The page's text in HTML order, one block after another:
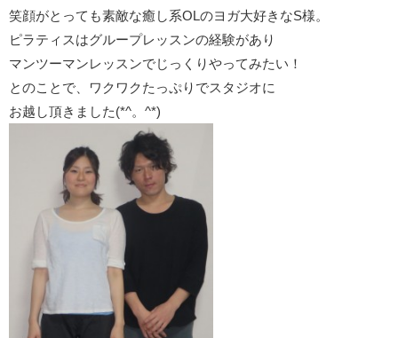
笑顔がとっても素敵な癒し系OLのヨガ大好きなS様。
ピラティスはグループレッスンの経験があり
マンツーマンレッスンでじっくりやってみたい！
とのことで、ワクワクたっぷりでスタジオに
お越し頂きました(*^。^*)